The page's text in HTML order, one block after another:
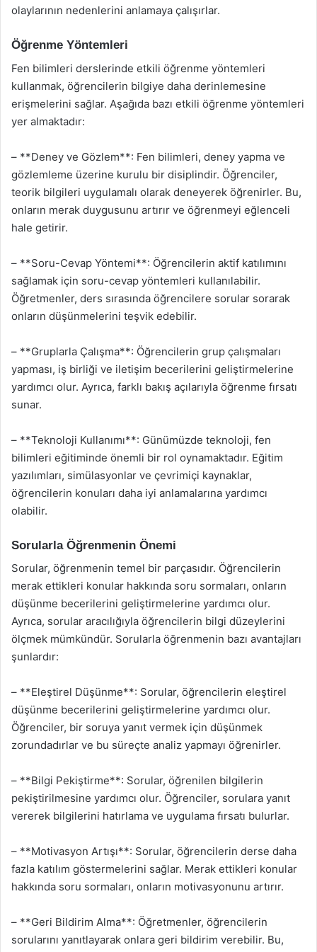
olaylarının nedenlerini anlamaya çalışırlar.
Öğrenme Yöntemleri
Fen bilimleri derslerinde etkili öğrenme yöntemleri
kullanmak, öğrencilerin bilgiye daha derinlemesine
erişmelerini sağlar. Aşağıda bazı etkili öğrenme yöntemleri
yer almaktadır:
– **Deney ve Gözlem**: Fen bilimleri, deney yapma ve
gözlemleme üzerine kurulu bir disiplindir. Öğrenciler,
teorik bilgileri uygulamalı olarak deneyerek öğrenirler. Bu,
onların merak duygusunu artırır ve öğrenmeyi eğlenceli
hale getirir.
– **Soru-Cevap Yöntemi**: Öğrencilerin aktif katılımını
sağlamak için soru-cevap yöntemleri kullanılabilir.
Öğretmenler, ders sırasında öğrencilere sorular sorarak
onların düşünmelerini teşvik edebilir.
– **Gruplarla Çalışma**: Öğrencilerin grup çalışmaları
yapması, iş birliği ve iletişim becerilerini geliştirmelerine
yardımcı olur. Ayrıca, farklı bakış açılarıyla öğrenme fırsatı
sunar.
– **Teknoloji Kullanımı**: Günümüzde teknoloji, fen
bilimleri eğitiminde önemli bir rol oynamaktadır. Eğitim
yazılımları, simülasyonlar ve çevrimiçi kaynaklar,
öğrencilerin konuları daha iyi anlamalarına yardımcı
olabilir.
Sorularla Öğrenmenin Önemi
Sorular, öğrenmenin temel bir parçasıdır. Öğrencilerin
merak ettikleri konular hakkında soru sormaları, onların
düşünme becerilerini geliştirmelerine yardımcı olur.
Ayrıca, sorular aracılığıyla öğrencilerin bilgi düzeylerini
ölçmek mümkündür. Sorularla öğrenmenin bazı avantajları
şunlardır:
– **Eleştirel Düşünme**: Sorular, öğrencilerin eleştirel
düşünme becerilerini geliştirmelerine yardımcı olur.
Öğrenciler, bir soruya yanıt vermek için düşünmek
zorundadırlar ve bu süreçte analiz yapmayı öğrenirler.
– **Bilgi Pekiştirme**: Sorular, öğrenilen bilgilerin
pekiştirilmesine yardımcı olur. Öğrenciler, sorulara yanıt
vererek bilgilerini hatırlama ve uygulama fırsatı bulurlar.
– **Motivasyon Artışı**: Sorular, öğrencilerin derse daha
fazla katılım göstermelerini sağlar. Merak ettikleri konular
hakkında soru sormaları, onların motivasyonunu artırır.
– **Geri Bildirim Alma**: Öğretmenler, öğrencilerin
sorularını yanıtlayarak onlara geri bildirim verebilir. Bu,